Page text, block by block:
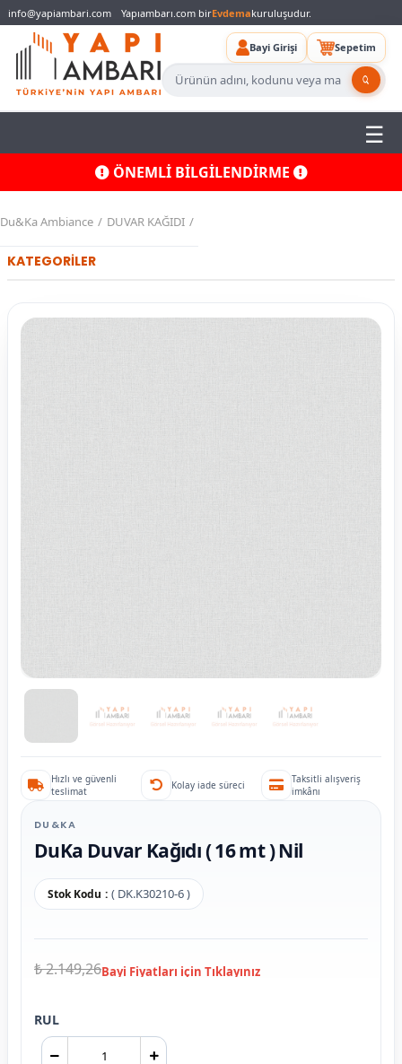
info@yapiambari.com Yapıambarı.com birEvdemakuruluşudur.
Bayi Girişi Sepetim
ÖNEMLİ BİLGİLENDİRME
Du&Ka Ambiance DUVAR KAĞIDI
KATEGORİLER
Hızlı ve güvenli
teslimat
Kolay iade süreci
Taksitli alışveriş
imkânı
DU&KA
DuKa Duvar Kağıdı ( 16 mt ) Nil
Stok Kodu ( DK.K30210-6 )
₺ 2.149,26
RUL